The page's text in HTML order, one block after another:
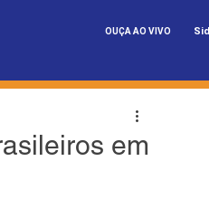
OUÇA AO VIVO
em